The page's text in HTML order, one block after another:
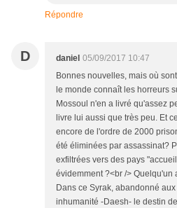
Répondre
D daniel 05/09/2017 10:47
Bonnes nouvelles, mais où
le monde connaît les horreurs
Mossoul n'en a livré qu'assez
livre lui aussi que très peu. Et
encore de l'ordre de 2000
été éliminées par assassinat?
exfiltrées vers des pays
évidemment ?<br />
Dans ce Syrak, abandonné
inhumanité -Daesh- le destin